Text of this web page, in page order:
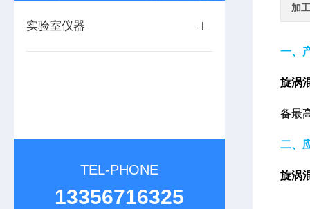
实验室仪器
TEL-PHONE
13356716325
加
一、
旋涡
备最
二、
旋涡